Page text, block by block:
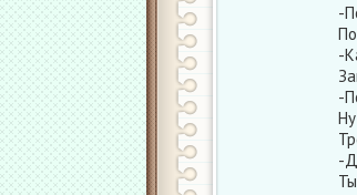
-
-
-
-